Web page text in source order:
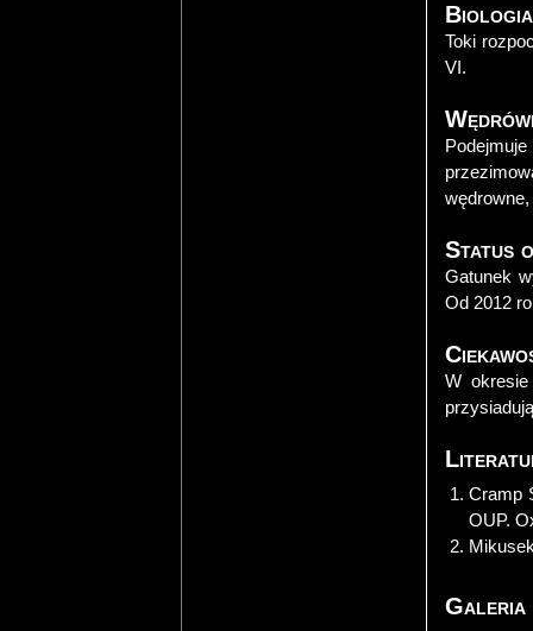
Toki
VI.
Status
Gatunek
Od 2012
W
Cramp
OUP.
Galeria